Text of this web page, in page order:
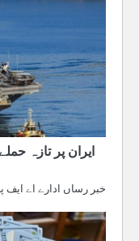
ایران پر تازہ
خبر رساں ادارے اے ایف